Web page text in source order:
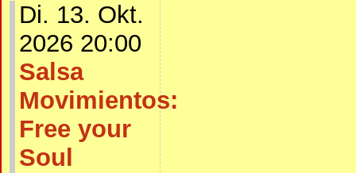
Di. 13. Okt.
2026 20:00
Salsa
Movimientos:
Free your
Soul